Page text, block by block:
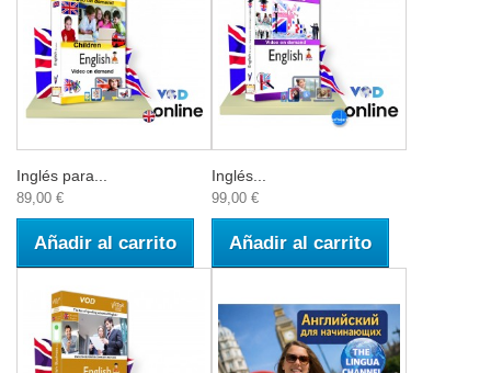
Inglés para...
89,00 €
Añadir al carrito
Inglés...
99,00 €
Añadir al carrito